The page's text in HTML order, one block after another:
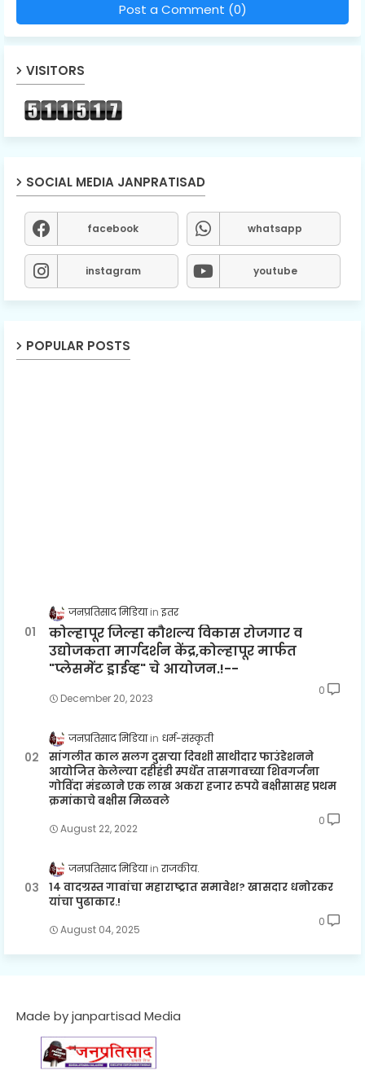
Post a Comment (0)
VISITORS
SOCIAL MEDIA JANPRATISAD
facebook whatsapp
instagram youtube
POPULAR POSTS
जनप्रतिसाद मिडिया इतर
कोल्हापूर जिल्हा कौशल्य विकास रोजगार व
उद्योजकता मार्गदर्शन केंद्र,कोल्हापूर मार्फत
"प्लेसमेंट ड्राईव्ह" चे आयोजन.!--
December 20, 2023
0
जनप्रतिसाद मिडिया धर्म-संस्कृती
सांगलीत काल सलग दुसऱ्या दिवशी साथीदार फाउंडेशनने
आयोजित केलेल्या दहीहंडी स्पर्धेत तासगावच्या शिवगर्जना
गोविंदा मंडळाने एक लाख अकरा हजार रुपये बक्षीसासह प्रथम
क्रमांकाचे बक्षीस मिळवले
August 22, 2022
0
जनप्रतिसाद मिडिया राजकीय.
१४ वादग्रस्त गावांचा महाराष्ट्रात समावेश? खासदार धनोरकर
यांचा पुढाकार.!
August 04, 2025
0
Made by janpartisad Media